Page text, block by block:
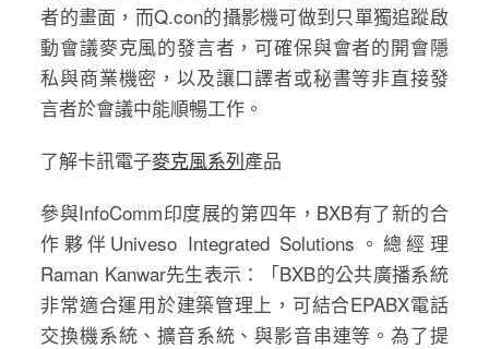
者的畫面，而Q.con的攝影機可做到只單獨追蹤啟
動會議麥克風的發言者，可確保與會者的開會隱
私與商業機密，以及讓口譯者或秘書等非直接發
言者於會議中能順暢工作。
了解卡訊電子麥克風系列產品
參與InfoComm印度展的第四年，BXB有了新的合
作夥伴Univeso Integrated Solutions。總經理
Raman Kanwar先生表示：「BXB的公共廣播系統
非常適合運用於建築管理上，可結合EPABX電話
交換機系統、擴音系統、與影音串連等。為了提